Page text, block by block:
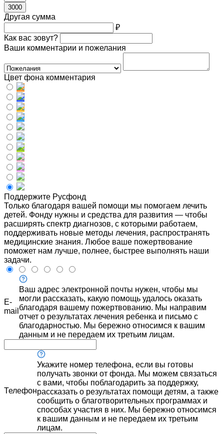
3000
Другая сумма
₽
Как вас зовут?
Ваши комментарии и пожелания
Цвет фона комментария
Поддержите Русфонд
Только благодаря вашей помощи мы помогаем лечить
детей. Фонду нужны и средства для развития — чтобы
расширять спектр диагнозов, с которыми работаем,
поддерживать новые методы лечения, распространять
медицинские знания. Любое ваше пожертвование
поможет нам лучше, полнее, быстрее выполнять наши
задачи.
E-
mail
Ваш адрес электронной почты нужен, чтобы мы
могли рассказать, какую помощь удалось оказать
благодаря вашему пожертвованию. Мы направим
отчет о результатах лечения ребенка и письмо с
благодарностью. Мы бережно относимся к вашим
данным и не передаем их третьим лицам.
Телефон
Укажите номер телефона, если вы готовы
получать звонки от фонда. Мы можем связаться
с вами, чтобы поблагодарить за поддержку,
рассказать о результатах помощи детям, а также
сообщить о благотворительных программах и
способах участия в них. Мы бережно относимся
к вашим данным и не передаем их третьим
лицам.